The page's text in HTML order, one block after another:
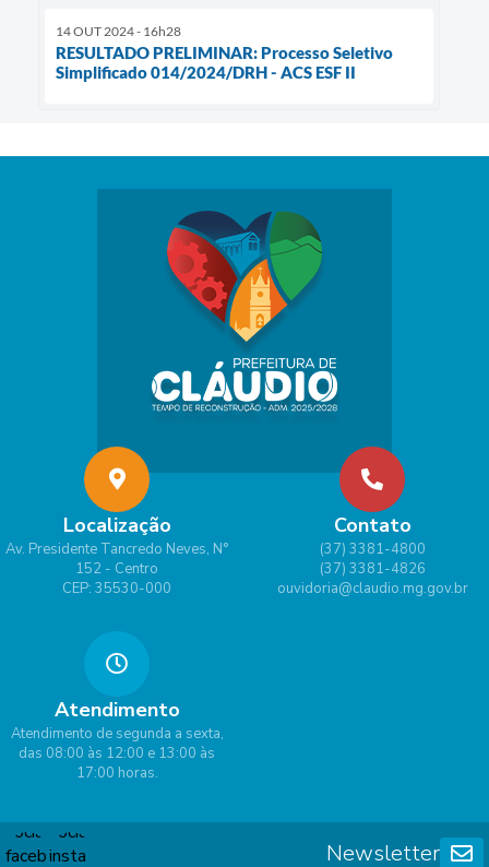
14 OUT 2024 - 16h28
RESULTADO PRELIMINAR: Processo Seletivo
Simplificado 014/2024/DRH - ACS ESF II
Localização
Av. Presidente Tancredo Neves, N°
152 - Centro
CEP: 35530-000
Contato
(37) 3381-4800
(37) 3381-4826
ouvidoria@claudio.mg.gov.br
Atendimento
Atendimento de segunda a sexta,
das 08:00 às 12:00 e 13:00 às
17:00 horas.
Newsletter